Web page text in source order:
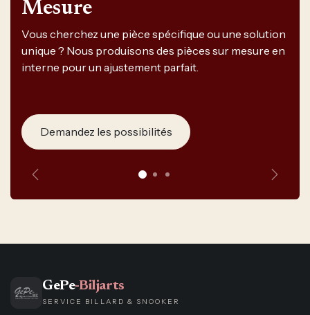
Mesure
Vous cherchez une pièce spécifique ou une solution
unique ? Nous produisons des pièces sur mesure en
interne pour un ajustement parfait.
Demandez les possibilités
Vorige
GePe-Biljarts
SERVICE BILLARD & SNOOKER